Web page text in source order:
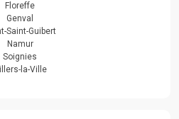
Floreffe
Genval
Saint-Guibert
Namur
Soignies
la-Ville